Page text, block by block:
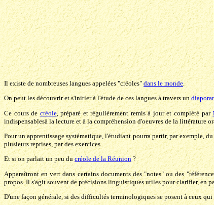
Il existe de nombreuses langues appelées "créoles"dans le monde.
On peut les découvrir et s'initier à l'étude de ces langues à travers un
Ce cours decréole, préparé et régulièrement remis à jour et complété par
indispensablesà la lecture et à la compréhension d'oeuvres de la littérature
Pour un apprentissage systématique, l'étudiant pourra partir, par exemple,
plusieurs reprises, par des exercices.
Et si on parlait un peu ducréole de la Réunion?
Apparaîtront en vert dans certains documents des "notes" ou des
propos. Il s'agit souvent de précisions linguistiques utiles pour clarifier, en
D'une façon générale, si des difficultés terminologiques se posent à ceux